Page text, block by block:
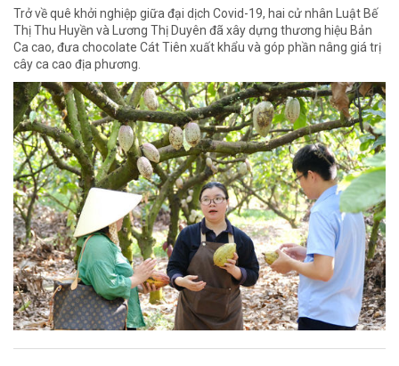
Trở về quê khởi nghiệp giữa đại dịch Covid-19, hai cử nhân Luật Bế
Thị Thu Huyền và Lương Thị Duyên đã xây dựng thương hiệu Bản
Ca cao, đưa chocolate Cát Tiên xuất khẩu và góp phần nâng giá trị
cây ca cao địa phương.